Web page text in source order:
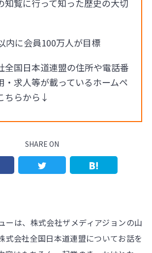
知覧に行って知った歴史の大切
内に会員100万人が目標
全国日本道連盟の住所や電話番
・求人等が載っているホームペ
ちらから↓
SHARE ON
ーは、株式会社ザメディアジョンの山
式会社全国日本道連盟についてお話を